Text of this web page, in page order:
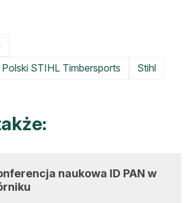
STIHL Timbersports
Stihl
naukowa ID PAN w